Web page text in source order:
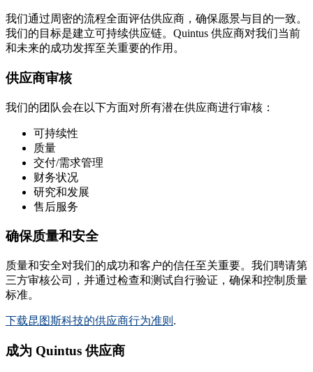
我们通过周密的流程全面评估供应商，确保愿景与目的一致。
我们的目标是建立可持续供应链。Quintus 供应商对我们当前
和未来的成功发挥至关重要的作用。
供应商审核
我们的团队会在以下方面对所有潜在供应商进行审核：
可持续性
质量
交付/需求管理
财务状况
研究和发展
售后服务
确保质量和安全
质量和安全对我们的成功和客户的信任至关重要。我们聘请第
三方审核公司，并通过检查和测试自行验证，确保和控制质量
标准。
下载昆图斯科技的供应商行为准则 .
成为 Quintus 供应商